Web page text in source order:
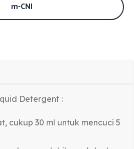
m-CNI
Detergent :
cukup 30 ml untuk mencuci 5